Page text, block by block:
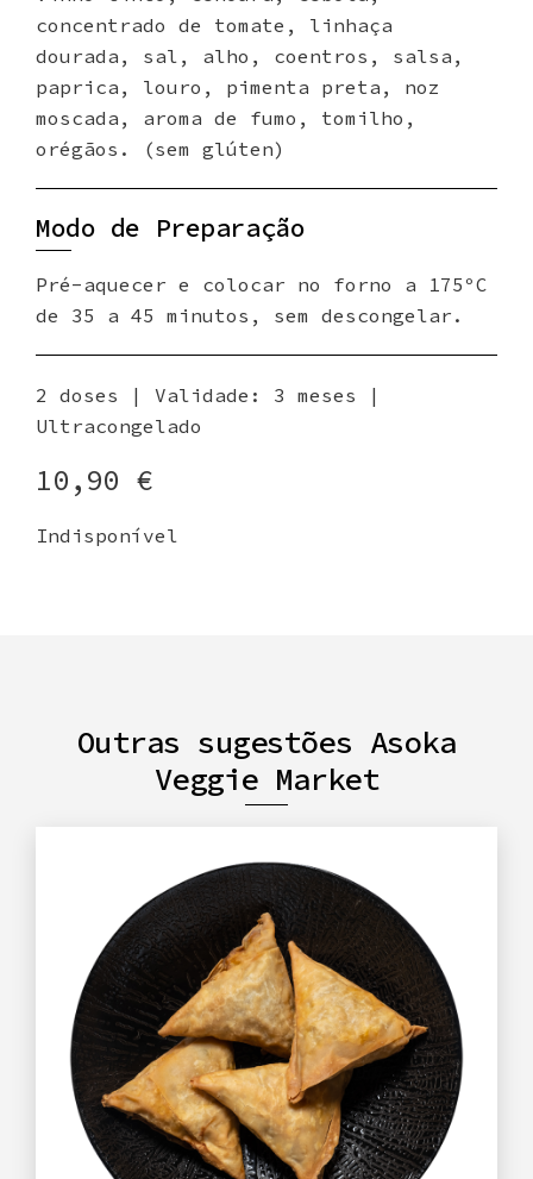
concentrado de tomate, linhaça
dourada, sal, alho, coentros, salsa,
paprica, louro, pimenta preta, noz
moscada, aroma de fumo, tomilho,
orégãos. (sem glúten)
Modo de Preparação
Pré-aquecer e colocar no forno a 175ºC
de 35 a 45 minutos, sem descongelar.
2 doses | Validade: 3 meses |
Ultracongelado
10,90 €
Indisponível
Outras sugestões Asoka
Veggie Market